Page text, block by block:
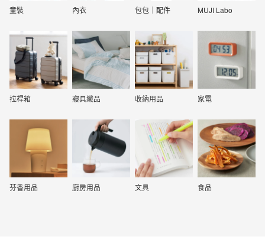
童裝 內衣 包包｜配件 MUJI Labo
拉桿箱 寢具織品 收納用品 家電
芬香用品 廚房用品 文具 食品